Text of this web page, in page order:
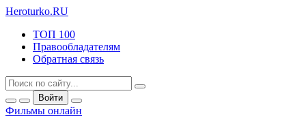
Heroturko.RU
ТОП 100
Правообладателям
Обратная связь
Войти
Фильмы онлайн